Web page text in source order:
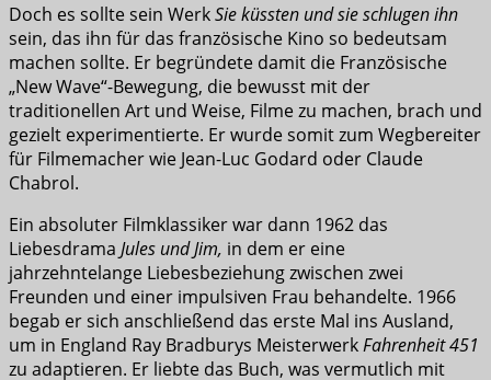
Doch es sollte sein WerkSie küssten und sie schlugen ihn
sein, das ihn für das französische Kino so bedeutsam
machen sollte. Er begründete damit die Französische
„New Wave“-Bewegung, die bewusst mit der
traditionellen Art und Weise, Filme zu machen, brach und
gezielt experimentierte. Er wurde somit zum Wegbereiter
für Filmemacher wie Jean-Luc Godard oder Claude
Chabrol.
Ein absoluter Filmklassiker war dann 1962 das
Liebesdrama Jules und Jim, in dem er eine
jahrzehntelange Liebesbeziehung zwischen zwei
Freunden und einer impulsiven Frau behandelte. 1966
begab er sich anschließend das erste Mal ins Ausland,
um in England Ray Bradburys MeisterwerkFahrenheit 451
zu adaptieren. Er liebte das Buch, was vermutlich mit